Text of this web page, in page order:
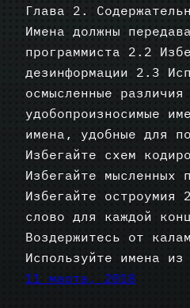
Глава 2.
Имена должны
программиста 2.2
дезинформации 2.3
осмысленные
удобопроизносимые
имена, удобные для
Избегайте схем
Избегайте мысленных
Избегайте остроумия
слово для каждой
Воздержитесь от
Используйте имена из
11 марта, 2018